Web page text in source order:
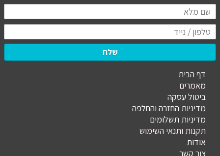
שלח
דף הבית
מאמרים
ביטול עסקה
מדיניות החזרה והחלפה
מדיניות תשלומים
תקנות ותנאי השימוש
אודות
צור קשר